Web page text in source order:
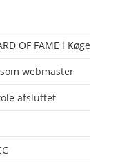
OF FAME i Køge
webmaster
afsluttet